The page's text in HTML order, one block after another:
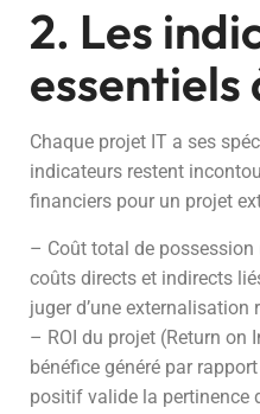
2. Les
essentiels
Chaque projet IT a ses
indicateurs restent
financiers pour un projet
– Coût total de
coûts directs et indirects
juger d’une externalisation
– ROI du projet (Return on
bénéfice généré par
positif valide la pertinence